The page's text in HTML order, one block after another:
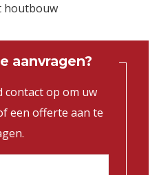
houtbouw
aanvragen?
contact op om uw
een offerte aan te